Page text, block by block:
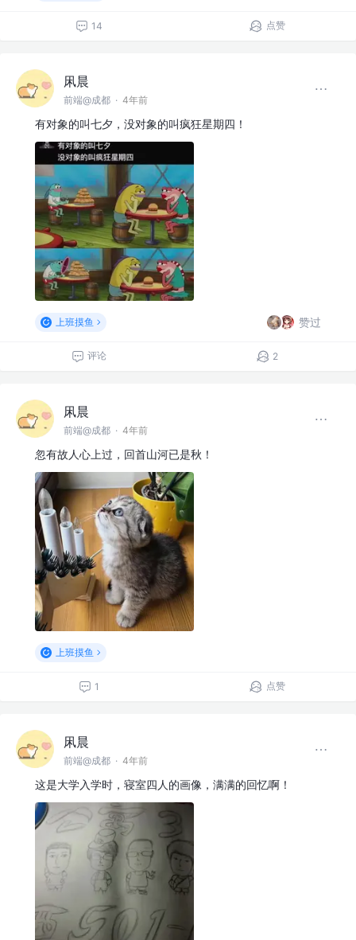
14 点赞
凩晨
前端@成都 · 4年前
有对象的叫七夕，没对象的叫疯狂星期四！
上班摸鱼 赞过
评论 2
凩晨
前端@成都 · 4年前
忽有故人心上过，回首山河已是秋！
上班摸鱼
1 点赞
凩晨
前端@成都 · 4年前
这是大学入学时，寝室四人的画像，满满的回忆啊！